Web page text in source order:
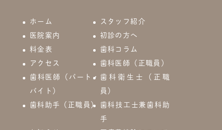
ホーム
スタッフ紹介
医院案内
初診の方へ
料金表
歯科コラム
アクセス
歯科医師（正職員）
歯科医師（パート・
バイト）
歯科衛生士（正職
員）
歯科助手（正職員）
歯科技工士兼歯科助
手